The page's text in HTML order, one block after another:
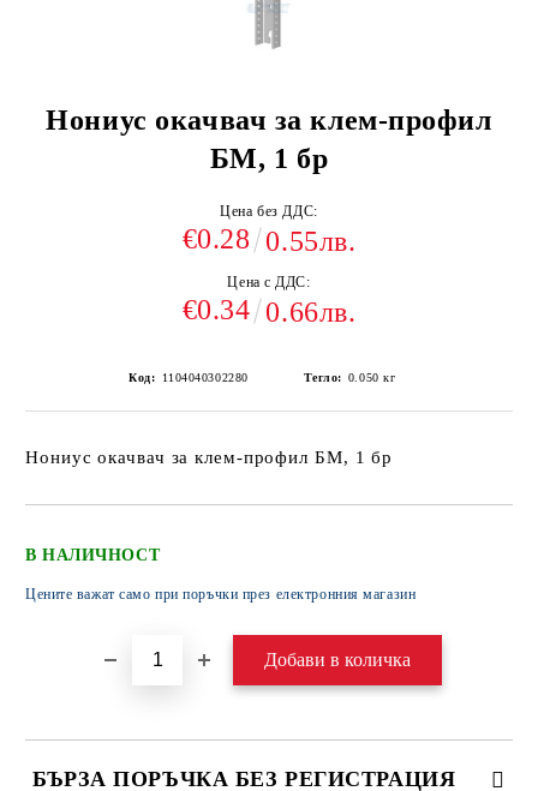
Нониус окачвач за клем-профил
БМ, 1 бр
Цена без ДДС:
€0.28 0.55лв.
Цена с ДДС:
€0.34 0.66лв.
Код: 1104040302280 Тегло: 0.050 кг
Нониус окачвач за клем-профил БМ, 1 бр
В НАЛИЧНОСТ
Цените важат само при поръчки през електронния магазин
БЪРЗА ПОРЪЧКА БЕЗ РЕГИСТРАЦИЯ